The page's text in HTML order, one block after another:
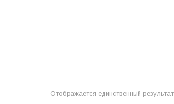
Отображается единственный результат